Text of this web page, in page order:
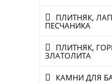
ПЛИТНЯК,
ПЕСЧАНИКА
ПЛИТНЯК,
ЗЛАТОЛИТА
КАМНИ ДЛЯ